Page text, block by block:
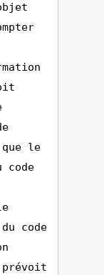
le
code
prévoit